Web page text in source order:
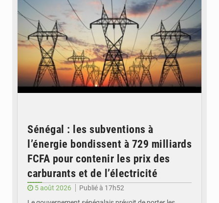
Sénégal : les subventions à
l’énergie bondissent à 729 milliards
FCFA pour contenir les prix des
carburants et de l’électricité
5 août 2026
Publié à 17h52